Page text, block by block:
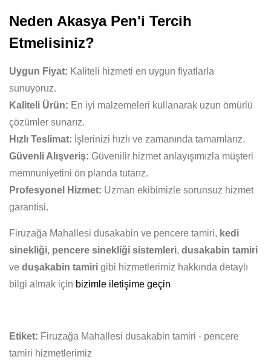
Neden Akasya Pen'i Tercih
Etmelisiniz?
Uygun Fiyat: Kaliteli hizmeti en uygun fiyatlarla
sunuyoruz.
Kaliteli Ürün: En iyi malzemeleri kullanarak uzun ömürlü
çözümler sunarız.
Hızlı Teslimat: İşlerinizi hızlı ve zamanında tamamlarız.
Güvenli Alışveriş: Güvenilir hizmet anlayışımızla müşteri
memnuniyetini ön planda tutarız.
Profesyonel Hizmet: Uzman ekibimizle sorunsuz hizmet
garantisi.
Firuzağa Mahallesi dusakabin ve pencere tamiri, kedi
sinekliği, pencere sinekliği sistemleri, dusakabin tamiri
ve duşakabin tamiri gibi hizmetlerimiz hakkında detaylı
bilgi almak için bizimle iletişime geçin
Etiket: Firuzağa Mahallesi dusakabin tamiri - pencere
tamiri hizmetlerimiz